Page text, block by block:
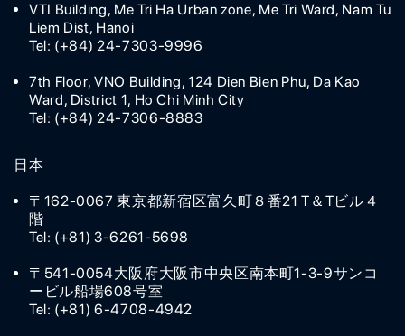
VTI Building, Me Tri Ha Urban zone, Me Tri Ward, Nam Tu
Liem Dist, Hanoi
Tel: (+84) 24-7303-9996
7th Floor, VNO Building, 124 Dien Bien Phu, Da Kao
Ward, District 1, Ho Chi Minh City
Tel: (+84) 24-7306-8883
日本
〒162-0067 東京都新宿区富久町８番21 T＆Tビル４
階
Tel: (+81) 3-6261-5698
〒541-0054大阪府大阪市中央区南本町1-3-9サンコ
ービル船場608号室
Tel: (+81) 6-4708-4942